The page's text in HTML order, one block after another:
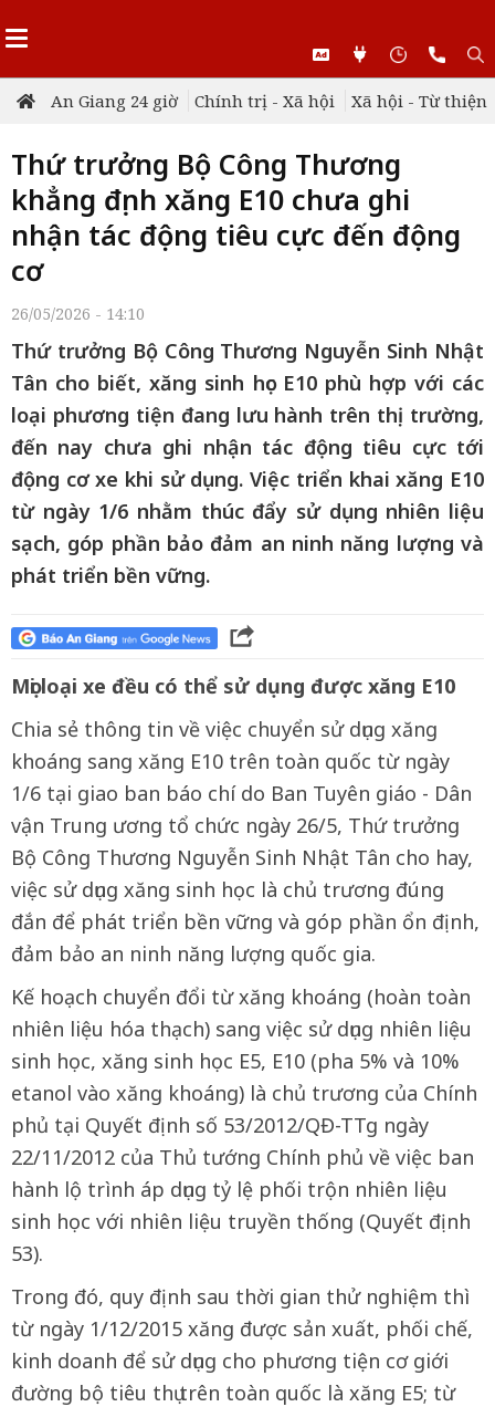
An Giang 24 giờ Chính trị - Xã hội Xã hội - Từ thiện
Thứ trưởng Bộ Công Thương
khẳng định xăng E10 chưa ghi
nhận tác động tiêu cực đến động
cơ
26/05/2026 - 14:10
Thứ trưởng Bộ Công Thương Nguyễn Sinh Nhật
Tân cho biết, xăng sinh học E10 phù hợp với các
loại phương tiện đang lưu hành trên thị trường,
đến nay chưa ghi nhận tác động tiêu cực tới
động cơ xe khi sử dụng. Việc triển khai xăng E10
từ ngày 1/6 nhằm thúc đẩy sử dụng nhiên liệu
sạch, góp phần bảo đảm an ninh năng lượng và
phát triển bền vững.
Mọi loại xe đều có thể sử dụng được xăng E10
Chia sẻ thông tin về việc chuyển sử dụng xăng
khoáng sang xăng E10 trên toàn quốc từ ngày
1/6 tại giao ban báo chí do Ban Tuyên giáo - Dân
vận Trung ương tổ chức ngày 26/5, Thứ trưởng
Bộ Công Thương Nguyễn Sinh Nhật Tân cho hay,
việc sử dụng xăng sinh học là chủ trương đúng
đắn để phát triển bền vững và góp phần ổn định,
đảm bảo an ninh năng lượng quốc gia.
Kế hoạch chuyển đổi từ xăng khoáng (hoàn toàn
nhiên liệu hóa thạch) sang việc sử dụng nhiên liệu
sinh học, xăng sinh học E5, E10 (pha 5% và 10%
etanol vào xăng khoáng) là chủ trương của Chính
phủ tại Quyết định số 53/2012/QĐ-TTg ngày
22/11/2012 của Thủ tướng Chính phủ về việc ban
hành lộ trình áp dụng tỷ lệ phối trộn nhiên liệu
sinh học với nhiên liệu truyền thống (Quyết định
53).
Trong đó, quy định sau thời gian thử nghiệm thì
từ ngày 1/12/2015 xăng được sản xuất, phối chế,
kinh doanh để sử dụng cho phương tiện cơ giới
đường bộ tiêu thụ trên toàn quốc là xăng E5; từ